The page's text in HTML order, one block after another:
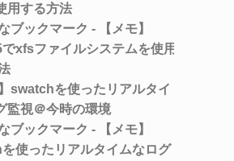
用する方法
】swatchを使ったリアルタイ
監視＠今時の環境